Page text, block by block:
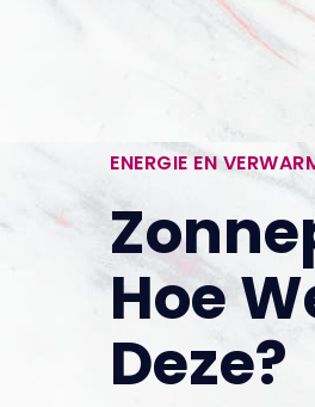
ENERGIE EN
Hoe
Deze?